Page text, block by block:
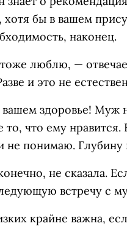
бы в вашем
наконец.
люблю, —
и это не
здоровье! Муж
то, что ему
не понимаю. Глубину
не сказала.
встречу с
крайне важна,